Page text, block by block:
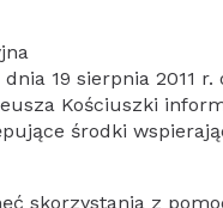
19 sierpnia 2011
Kościuszki
środki
skorzystania z